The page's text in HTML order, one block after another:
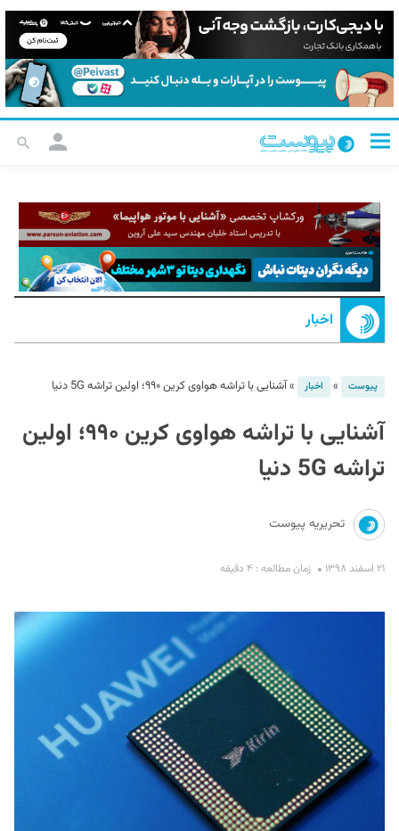
اخبار
پیوست » اخبار »آشنایی با تراشه هواوی کرین ۹۹۰؛ اولین تراشه 5G دنیا
آشنایی با تراشه هواوی کرین ۹۹۰؛ اولین
تراشه 5G دنیا
تحریریه پیوست
۲۱ اسفند ۱۳۹۸ زمان مطالعه : ۴ دقیقه